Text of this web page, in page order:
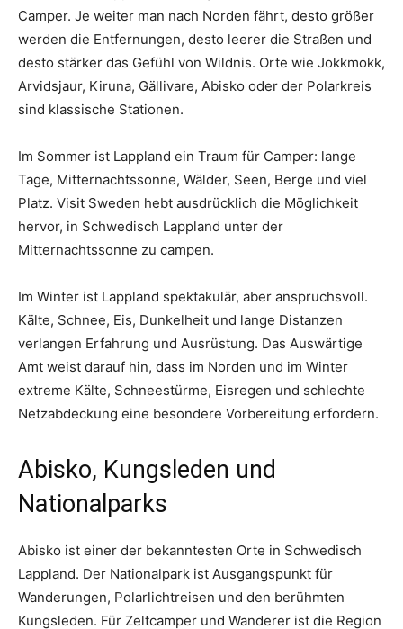
Camper. Je weiter man nach Norden fährt, desto größer
werden die Entfernungen, desto leerer die Straßen und
desto stärker das Gefühl von Wildnis. Orte wie Jokkmokk,
Arvidsjaur, Kiruna, Gällivare, Abisko oder der Polarkreis
sind klassische Stationen.
Im Sommer ist Lappland ein Traum für Camper: lange
Tage, Mitternachtssonne, Wälder, Seen, Berge und viel
Platz. Visit Sweden hebt ausdrücklich die Möglichkeit
hervor, in Schwedisch Lappland unter der
Mitternachtssonne zu campen.
Im Winter ist Lappland spektakulär, aber anspruchsvoll.
Kälte, Schnee, Eis, Dunkelheit und lange Distanzen
verlangen Erfahrung und Ausrüstung. Das Auswärtige
Amt weist darauf hin, dass im Norden und im Winter
extreme Kälte, Schneestürme, Eisregen und schlechte
Netzabdeckung eine besondere Vorbereitung erfordern.
Abisko, Kungsleden und
Nationalparks
Abisko ist einer der bekanntesten Orte in Schwedisch
Lappland. Der Nationalpark ist Ausgangspunkt für
Wanderungen, Polarlichtreisen und den berühmten
Kungsleden. Für Zeltcamper und Wanderer ist die Region